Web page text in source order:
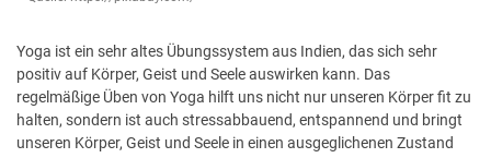
Yoga ist ein sehr altes Übungssystem aus Indien, das sich sehr
positiv auf Körper, Geist und Seele auswirken kann. Das
regelmäßige Üben von Yoga hilft uns nicht nur unseren Körper fit zu
halten, sondern ist auch stressabbauend, entspannend und bringt
unseren Körper, Geist und Seele in einen ausgeglichenen Zustand